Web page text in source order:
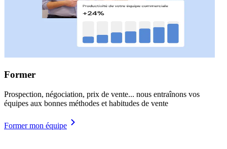
Former
Prospection, négociation, prix de vente... nous entraînons vos
équipes aux bonnes méthodes et habitudes de vente
Former mon équipe